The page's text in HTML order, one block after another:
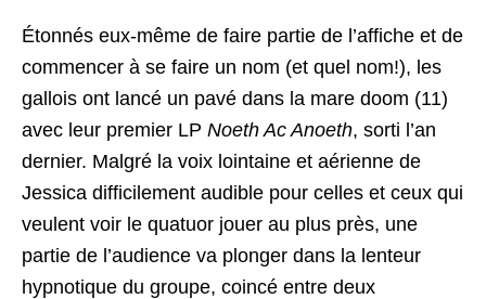
Étonnés eux-même de faire partie de l’affiche et de
commencer à se faire un nom (et quel nom!), les
gallois ont lancé un pavé dans la mare doom (11)
avec leur premier LP Noeth Ac Anoeth, sorti l’an
dernier. Malgré la voix lointaine et aérienne de
Jessica difficilement audible pour celles et ceux qui
veulent voir le quatuor jouer au plus près, une
partie de l’audience va plonger dans la lenteur
hypnotique du groupe, coincé entre deux